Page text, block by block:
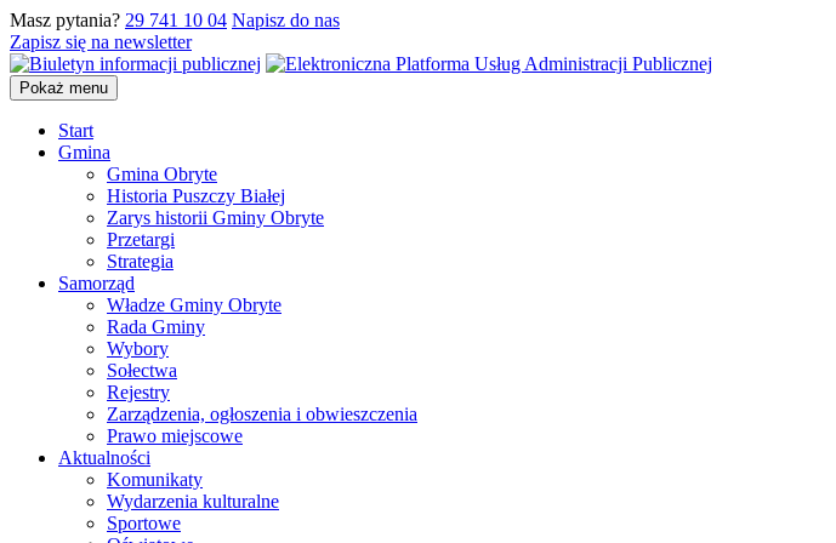
Masz pytania? 29 741 10 04 Napisz do nas
Zapisz się na newsletter
Pokaż menu
Start
Gmina
Gmina Obryte
Historia Puszczy Białej
Zarys historii Gminy Obryte
Przetargi
Strategia
Samorząd
Władze Gminy Obryte
Rada Gminy
Wybory
Sołectwa
Rejestry
Zarządzenia, ogłoszenia i obwieszczenia
Prawo miejscowe
Aktualności
Komunikaty
Wydarzenia kulturalne
Sportowe